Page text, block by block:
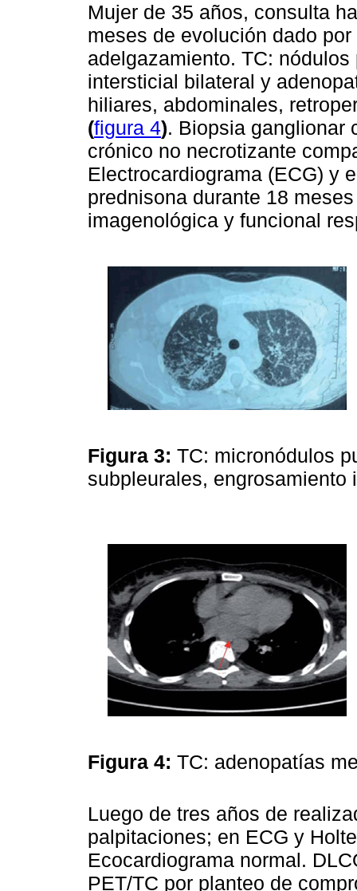
Mujer de 35 años, consulta
meses de evolución dado
adelgazamiento. TC:
intersticial bilateral y
hiliares, abdominales,
(figura 4). Biopsia ganglionar
crónico no necrotizante
Electrocardiograma (ECG) y
prednisona durante 18
imagenológica y funcional
Figura 3: TC: micronódulos
subpleurales,
Figura 4: TC: adenopatías
Luego de tres años de
palpitaciones; en ECG y
Ecocardiograma normal.
PET/TC por planteo de